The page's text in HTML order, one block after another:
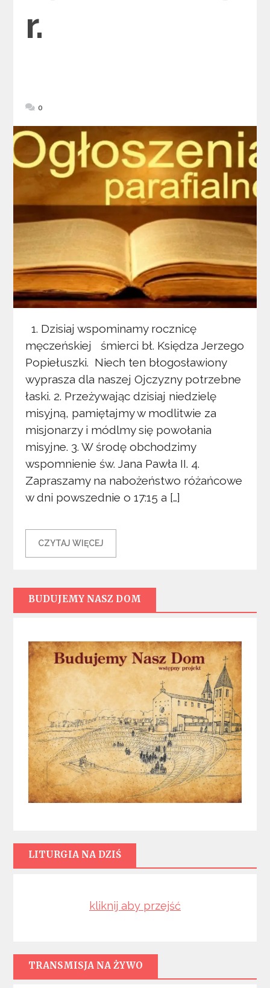
r.
0
1. Dzisiaj wspominamy rocznicę
męczeńskiej śmierci bł. Księdza Jerzego
Popiełuszki. Niech ten błogosławiony
wyprasza dla naszej Ojczyzny potrzebne
łaski. 2. Przeżywając dzisiaj niedzielę
misyjną, pamiętajmy w modlitwie za
misjonarzy i módlmy się powołania
misyjne. 3. W środę obchodzimy
wspomnienie św. Jana Pawła II. 4.
Zapraszamy na nabożeństwo różańcowe
w dni powszednie o 17:15 a […]
CZYTAJ WIĘCEJ
BUDUJEMY NASZ DOM
LITURGIA NA DZIŚ
kliknij aby przejść
TRANSMISJA NA ŻYWO